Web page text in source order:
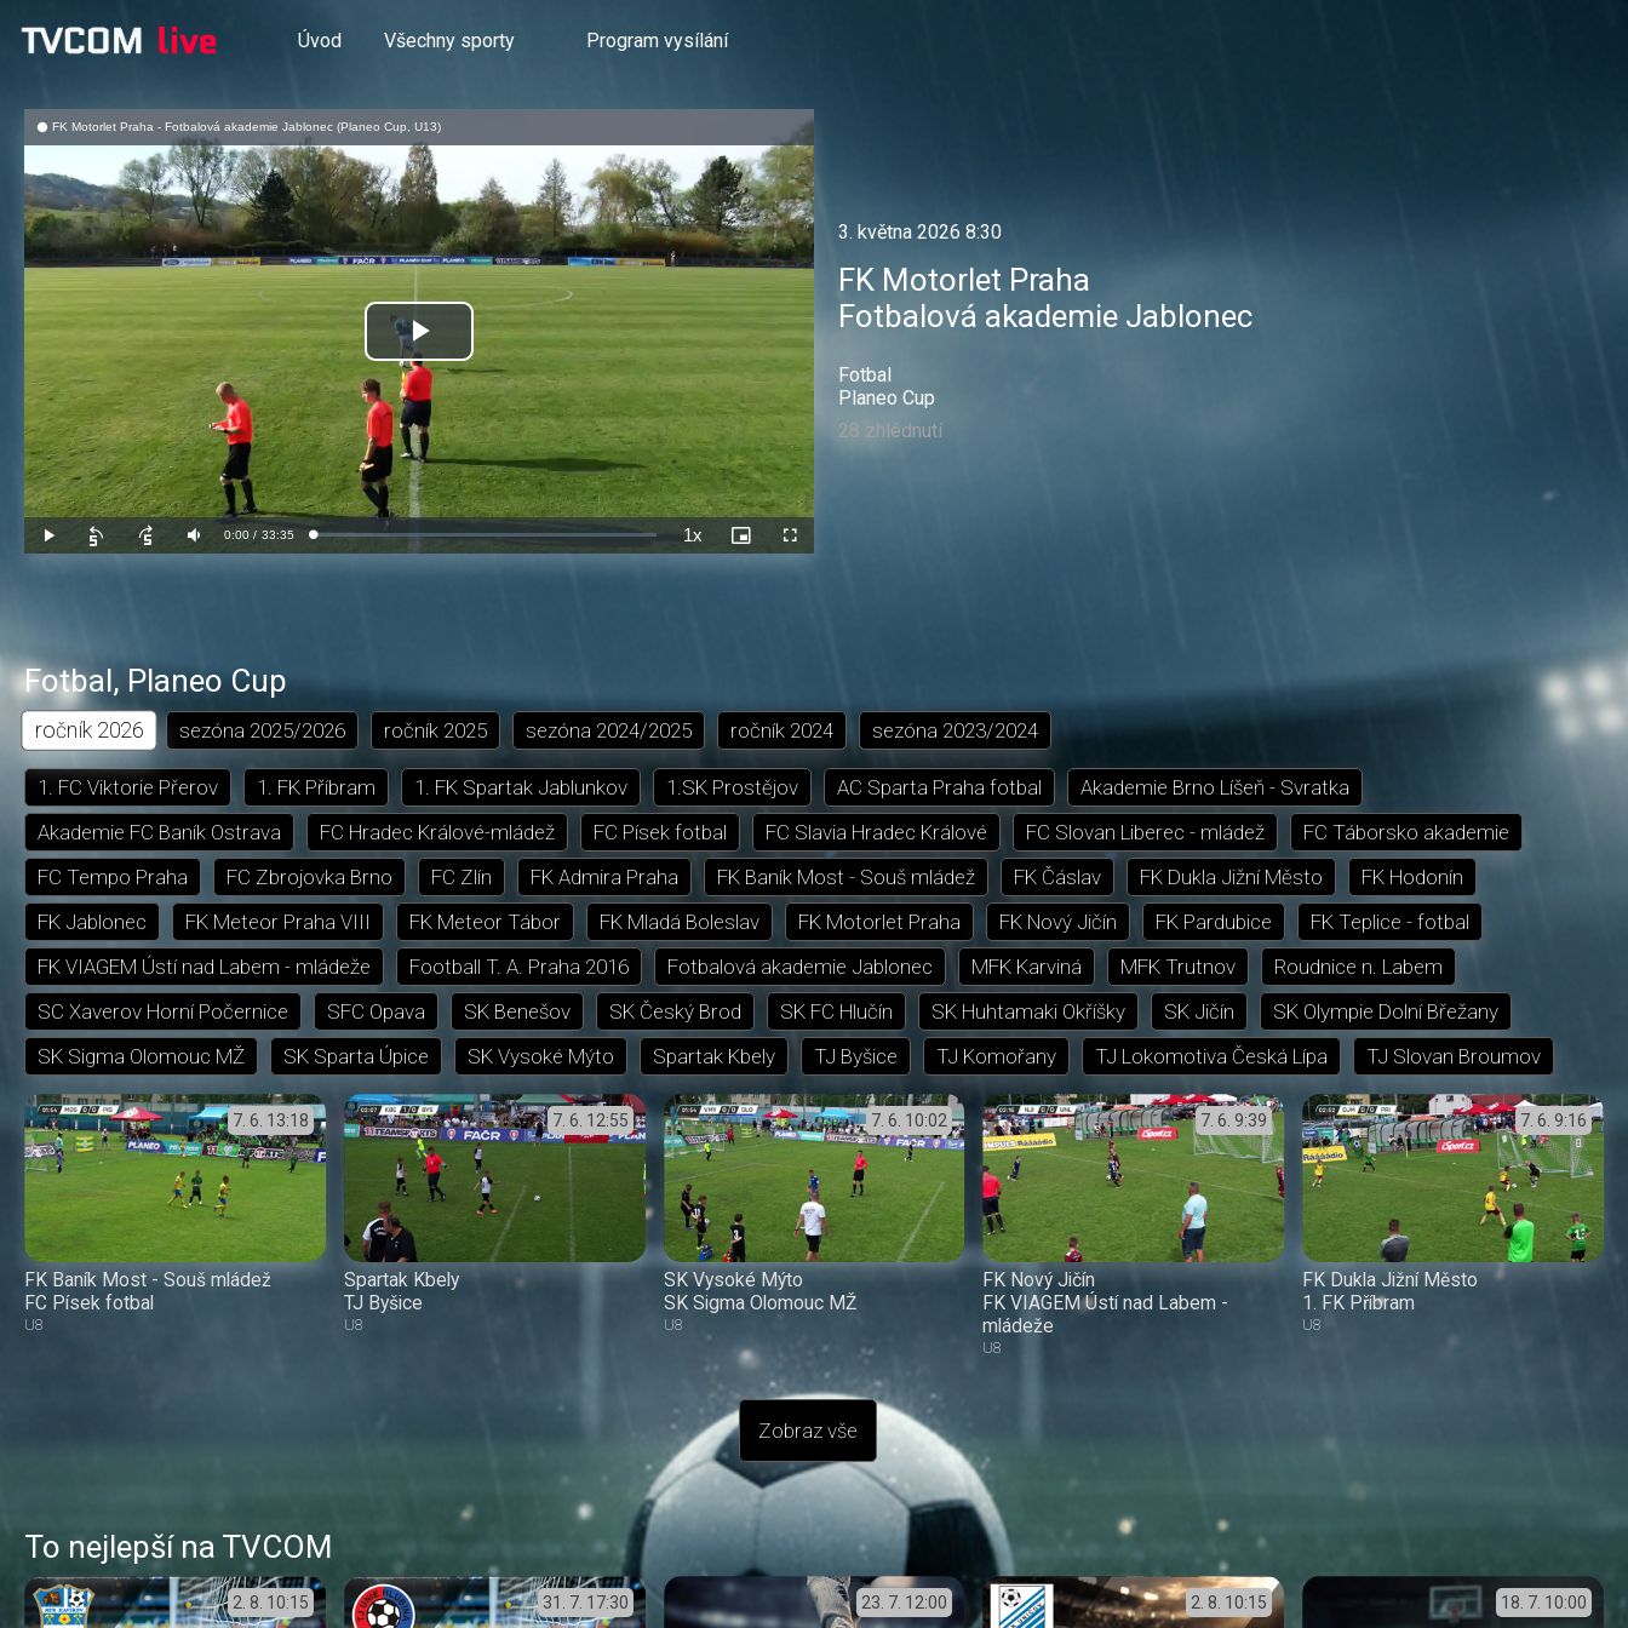
Úvod Všechny sporty Program vysílání
Přehrát
video
Přehrát
Posunout
dozadu
Posunout
dopředu
ZtlumitAktuální
0:00 / Doba
33:35 Načteno:
0.49%
1xRychlost
přehrávání
Picture-
in-
Celá
obrazovka
FK Motorlet Praha - Fotbalová akademie Jablonec (Planeo Cup, U13)
3. května 2026 8:30
FK Motorlet Praha
Fotbalová akademie Jablonec
Fotbal
Planeo Cup
28 zhlédnutí
Fotbal, Planeo Cup
ročník 2026 sezóna 2025/2026 ročník 2025 sezóna 2024/2025 ročník 2024 sezóna 2023/2024
1. FC Viktorie Přerov 1. FK Příbram 1. FK Spartak Jablunkov 1.SK Prostějov AC Sparta Praha fotbal
Akademie Brno Líšeň - Svratka
Akademie FC Baník Ostrava
FC Hradec Králové-mládež FC Písek fotbal FC Slavia Hradec Králové FC Slovan Liberec - mládež
FC Táborsko akademie
FC Tempo Praha
FC Zbrojovka Brno FC Zlín FK Admira Praha FK Baník Most - Souš mládež FK Čáslav FK Dukla Jižní Město
FK Hodonín
FK Jablonec
FK Meteor Praha VIII FK Meteor Tábor FK Mladá Boleslav FK Motorlet Praha FK Nový Jičín FK Pardubice
FK Teplice - fotbal
FK VIAGEM Ústí nad Labem - mládeže
Football T. A. Praha 2016 Fotbalová akademie Jablonec MFK Karviná MFK Trutnov
Roudnice n. Labem
SC Xaverov Horní Počernice
SFC Opava SK Benešov SK Český Brod SK FC Hlučín SK Huhtamaki Okříšky SK Jičín
SK Olympie Dolní Břežany
SK Sigma Olomouc MŽ
SK Sparta Úpice SK Vysoké Mýto Spartak Kbely TJ Byšice TJ Komořany TJ Lokomotiva Česká Lípa TJ Slovan Broumov
7. 6. 13:18
FK Baník Most - Souš mládež
FC Písek fotbal
U8
7. 6. 12:55
Spartak Kbely
TJ Byšice
U8
7. 6. 10:02
SK Vysoké Mýto
SK Sigma Olomouc MŽ
U8
7. 6. 9:39
FK Nový Jičín
FK VIAGEM Ústí nad Labem -
mládeže
U8
7. 6. 9:16
FK Dukla Jižní Město
1. FK Příbram
U8
Zobraz vše
To nejlepší na TVCOM
2. 8. 10:15 31. 7. 17:30 23. 7. 12:00 2. 8. 10:15 18. 7. 10:00